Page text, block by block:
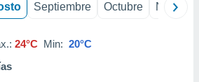
Septiembre Octubre
24°C Min: 20°C